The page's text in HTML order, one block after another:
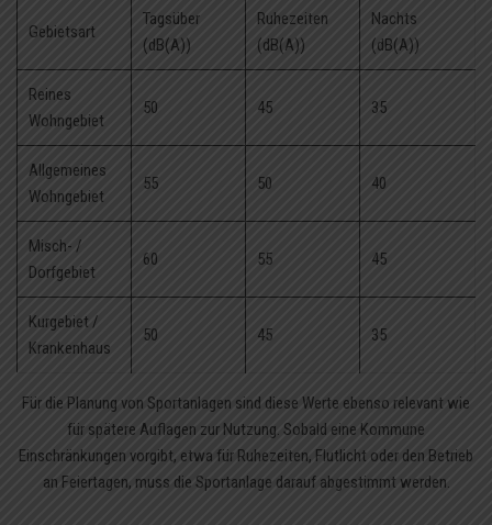
Gebietsart
Tagsüber
(dB(A))
Ruhezeiten
(dB(A))
Nachts
(dB(A))
Reines
Wohngebiet
50 45 35
Allgemeines
Wohngebiet
55 50 40
Misch- /
Dorfgebiet
60 55 45
Kurgebiet /
Krankenhaus
50 45 35
Für die Planung von Sportanlagen sind diese Werte ebenso relevant wie
für spätere Auflagen zur Nutzung. Sobald eine Kommune
Einschränkungen vorgibt, etwa für Ruhezeiten, Flutlicht oder den Betrieb
an Feiertagen, muss die Sportanlage darauf abgestimmt werden.